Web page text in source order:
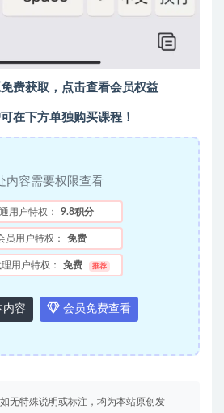
费获取，点击查看会员权益
在下方单独购买课程！
内容需要权限查看
用户特权： 9.8积分
员用户特权： 免费
用户特权： 免费 推荐
内容 会员免费查看
无特殊说明或标注，均为本站原创发